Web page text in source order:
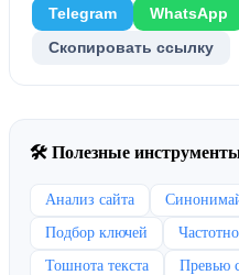
Telegram WhatsApp
Скопировать ссылку
🛠 Полезные
Анализ сайта
Подбор ключей
Тошнота текста
Превью